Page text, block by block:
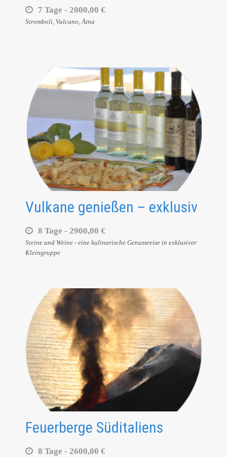
7 Tage - 2000,00 €
Stromboli, Vulcano, Ätna
Vulkane genießen – exklusiv
8 Tage - 2900,00 €
Steine und Weine - eine kulinarische Genussreise in exklusiver
Kleingruppe
Feuerberge Süditaliens
8 Tage - 2600,00 €